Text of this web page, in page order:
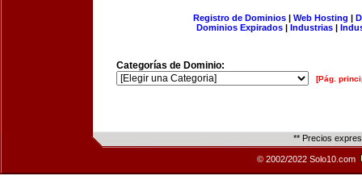
Registro de Dominios| Web Hosting |
Dominios Expirados | Industrias |
Categorías de Dominio:
[Pág.
** Precios
© 2002/2022 Solo10.com